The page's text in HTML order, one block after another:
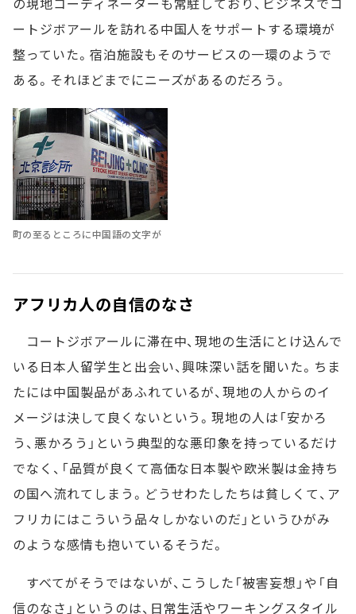
ートジボアールを訪れる中国人をサポートする環境が
整っていた。宿泊施設もそのサービスの一環のようで
ある。それほどまでにニーズがあるのだろう。
町の至るところに中国語の文字が
アフリカ人の自信のなさ
コートジボアールに滞在中、現地の生活にとけ込んで
いる日本人留学生と出会い、興味深い話を聞いた。ちま
たには中国製品があふれているが、現地の人からのイ
メージは決して良くないという。現地の人は「安かろ
う、悪かろう」という典型的な悪印象を持っているだけ
でなく、「品質が良くて高価な日本製や欧米製は金持ち
の国へ流れてしまう。どうせわたしたちは貧しくて、ア
フリカにはこういう品々しかないのだ」というひがみ
のような感情も抱いているそうだ。
すべてがそうではないが、こうした「被害妄想」や「自
信のなさ」というのは、日常生活やワーキングスタイル